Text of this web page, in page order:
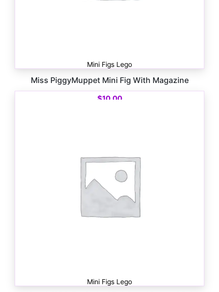
Mini Figs Lego
Miss PiggyMuppet Mini Fig With Magazine
$10.00
Mini Figs Lego